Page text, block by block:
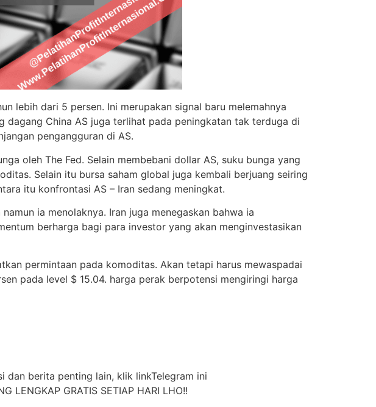
lebih dari 5 persen. Ini merupakan signal baru melemahnya
dagang China AS juga terlihat pada peningkatan tak terduga di
pengangguran di AS.
oleh The Fed. Selain membebani dollar AS, suku bunga yang
Selain itu bursa saham global juga kembali berjuang seiring
itu konfrontasi AS – Iran sedang meningkat.
ia menolaknya. Iran juga menegaskan bahwa ia
berharga bagi para investor yang akan menginvestasikan
permintaan pada komoditas. Akan tetapi harus mewaspadai
pada level $ 15.04. harga perak berpotensi mengiringi harga
dan berita penting lain, klik linkTelegram ini
LENGKAP GRATIS SETIAP HARI LHO!!